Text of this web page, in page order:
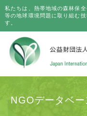
私たちは、熱帯地域の森林保
等の地球環境問題に取り組む
す。
NGOデータベー